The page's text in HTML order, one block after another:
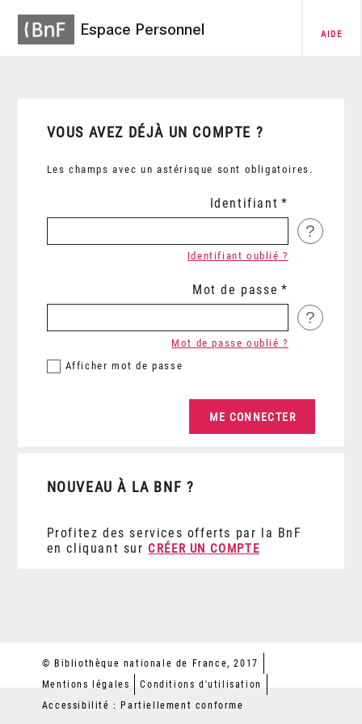
Espace Personnel AIDE
VOUS AVEZ DÉJÀ UN COMPTE ?
Les champs avec un astérisque sont obligatoires.
Identifiant
?
Identifiant oublié ?
Mot de passe
?
Afficher mot de passe
Mot de passe oublié ?
NOUVEAU À LA BNF ?
Profitez des services offerts par la BnF
en cliquant sur CRÉER UN COMPTE
© Bibliothèque nationale de France, 2017
Mentions légales
Conditions d'utilisation
Accessibilité : Partiellement conforme